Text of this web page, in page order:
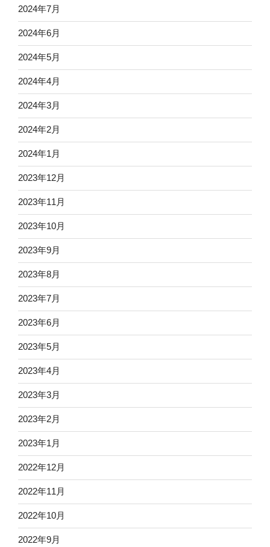
2024年7月
2024年6月
2024年5月
2024年4月
2024年3月
2024年2月
2024年1月
2023年12月
2023年11月
2023年10月
2023年9月
2023年8月
2023年7月
2023年6月
2023年5月
2023年4月
2023年3月
2023年2月
2023年1月
2022年12月
2022年11月
2022年10月
2022年9月